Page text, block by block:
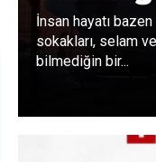
İnsan hayatı
sokakları, selam
bilmediğin bir...